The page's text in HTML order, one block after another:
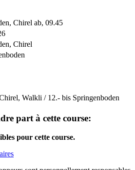
Chirel ab, 09.45
Chirel
Walkli / 12.- bis Springenboden
part à cette course:
pour cette course.